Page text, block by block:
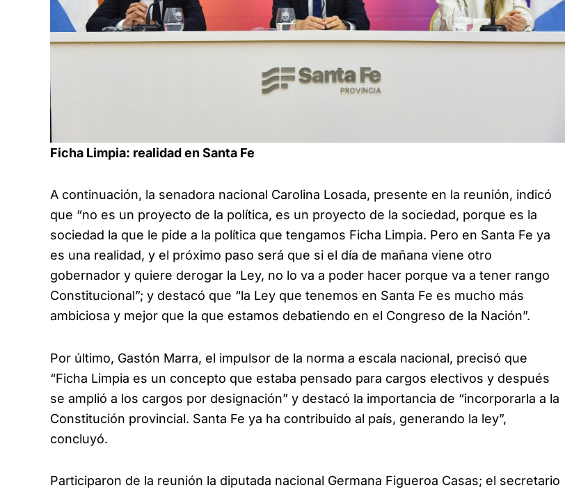
Ficha Limpia: realidad en Santa Fe
A continuación, la senadora nacional Carolina Losada, presente en la reunión, indicó
que “no es un proyecto de la política, es un proyecto de la sociedad, porque es la
sociedad la que le pide a la política que tengamos Ficha Limpia. Pero en Santa Fe ya
es una realidad, y el próximo paso será que si el día de mañana viene otro
gobernador y quiere derogar la Ley, no lo va a poder hacer porque va a tener rango
Constitucional”; y destacó que “la Ley que tenemos en Santa Fe es mucho más
ambiciosa y mejor que la que estamos debatiendo en el Congreso de la Nación”.
Por último, Gastón Marra, el impulsor de la norma a escala nacional, precisó que
“Ficha Limpia es un concepto que estaba pensado para cargos electivos y después
se amplió a los cargos por designación” y destacó la importancia de “incorporarla a la
Constitución provincial. Santa Fe ya ha contribuido al país, generando la ley”,
concluyó.
Participaron de la reunión la diputada nacional Germana Figueroa Casas; el secretario